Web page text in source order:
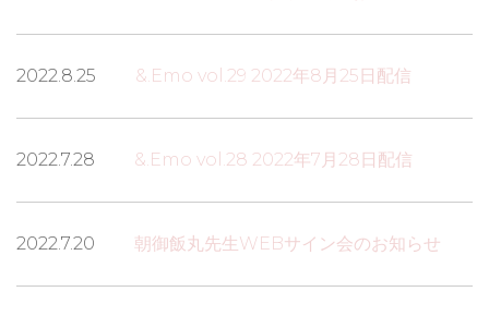
2022.8.25 &.Emo vol.29 2022年8月25日配信
2022.7.28 &.Emo vol.28 2022年7月28日配信
2022.7.20 朝御飯丸先生WEBサイン会のお知らせ